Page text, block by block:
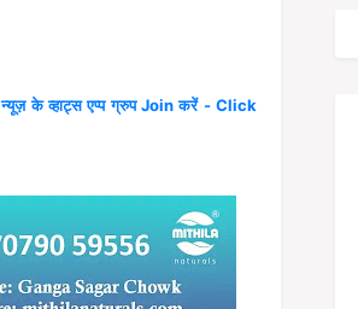
के व्हाट्स एप्प ग्रुप Join करें - Click